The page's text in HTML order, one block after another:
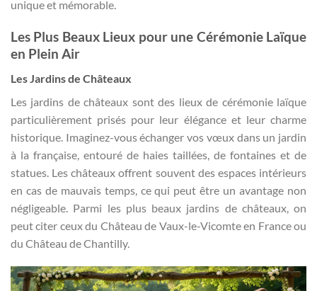
unique et mémorable.
Les Plus Beaux Lieux pour une Cérémonie Laïque
en Plein Air
Les Jardins de Châteaux
Les jardins de châteaux sont des lieux de cérémonie laïque
particulièrement prisés pour leur élégance et leur charme
historique. Imaginez-vous échanger vos vœux dans un jardin
à la française, entouré de haies taillées, de fontaines et de
statues. Les châteaux offrent souvent des espaces intérieurs
en cas de mauvais temps, ce qui peut être un avantage non
négligeable. Parmi les plus beaux jardins de châteaux, on
peut citer ceux du Château de Vaux-le-Vicomte en France ou
du Château de Chantilly.